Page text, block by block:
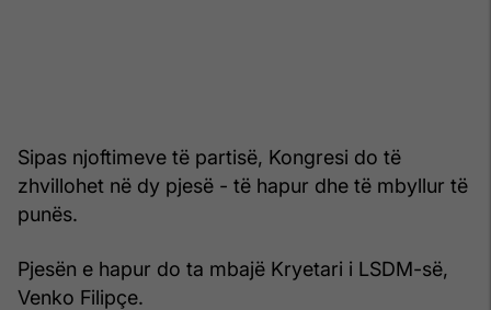
Sipas njoftimeve të partisë, Kongresi do të
zhvillohet në dy pjesë - të hapur dhe të mbyllur të
punës.
Pjesën e hapur do ta mbajë Kryetari i LSDM-së,
Venko Filipçe.